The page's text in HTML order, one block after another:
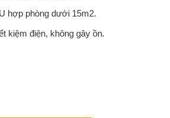
hợp phòng dưới 15m2.
kiệm điện, không gây ồn.